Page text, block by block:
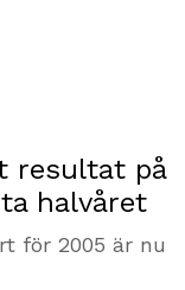
resultat på
halvåret
för 2005 är nu